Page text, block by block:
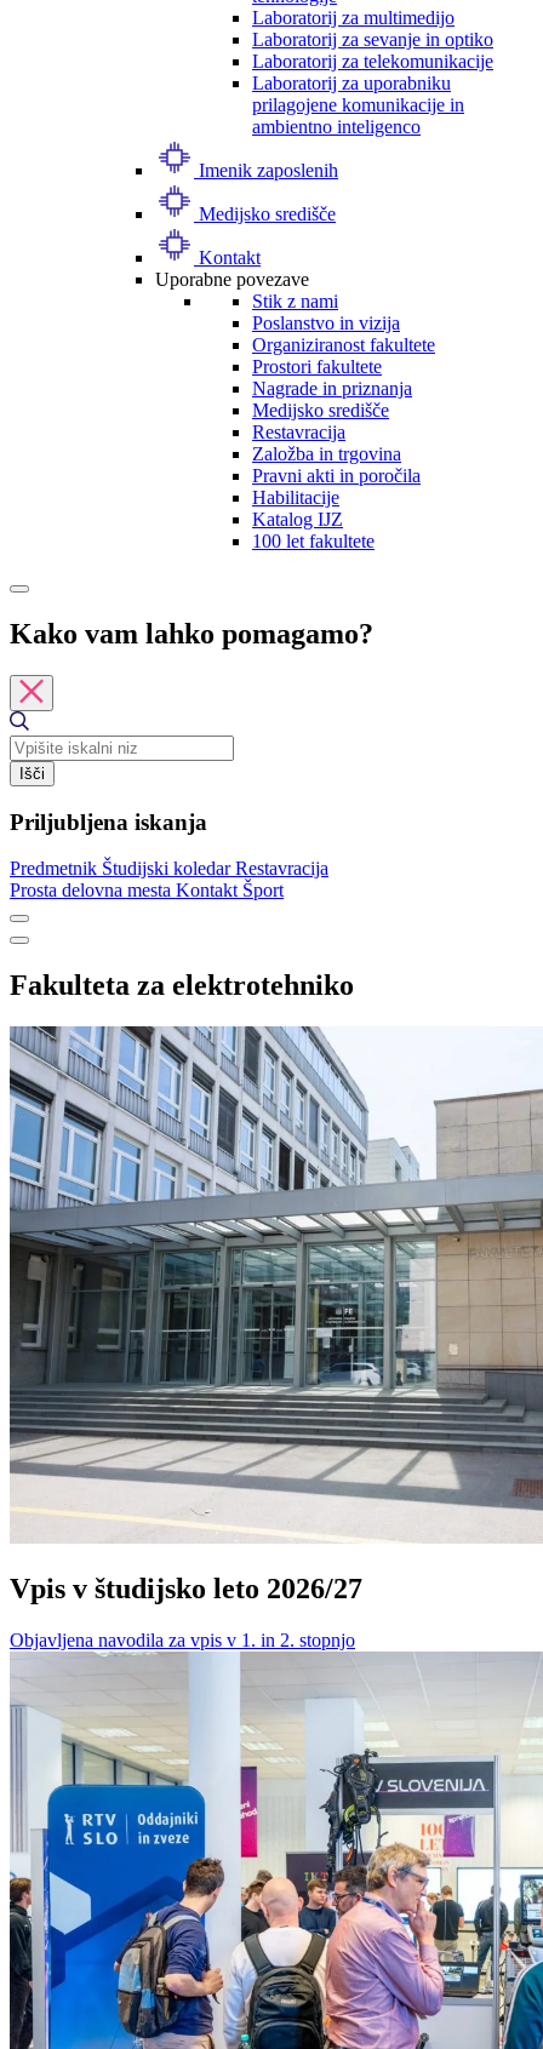
Laboratorij za multimedijo
Laboratorij za sevanje in optiko
Laboratorij za telekomunikacije
Laboratorij za uporabniku
prilagojene komunikacije in
ambientno inteligenco
Imenik zaposlenih
Medijsko središče
Kontakt
Uporabne povezave
Stik z nami
Poslanstvo in vizija
Organiziranost fakultete
Prostori fakultete
Nagrade in priznanja
Medijsko središče
Restavracija
Založba in trgovina
Pravni akti in poročila
Habilitacije
Katalog IJZ
100 let fakultete
Kako vam lahko pomagamo?
Išči
Priljubljena iskanja
Predmetnik Študijski koledarRestavracija
Prosta delovna mesta Kontakt Šport
Fakulteta za elektrotehniko
Vpis v študijsko leto 2026/27
Objavljena navodila za vpis v 1. in 2. stopnjo